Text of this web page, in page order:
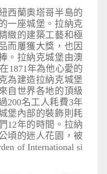
西蘭奧塔哥半島的
一座城堡。拉納克
緻的建築工藝和極
而屢獲大獎，也因
。拉納克城堡由澳
1871年為他心愛的
為建造拉納克城堡
自世界各地的頂級
200名工人耗費3年
堡內部的裝飾則耗
12年的時間。拉納
頃的迷人花園，被
of International si